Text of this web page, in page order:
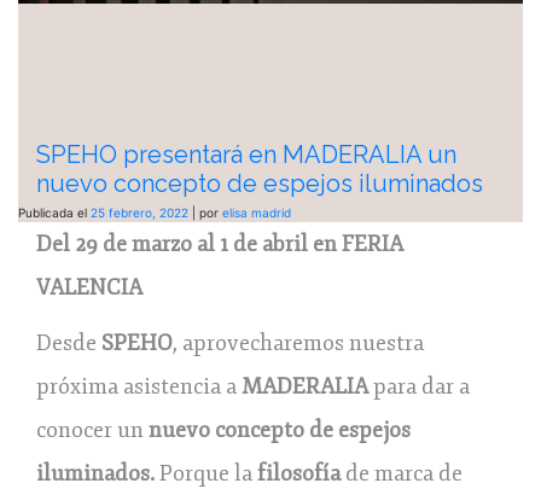
SPEHO presentará en MADERALIA un
nuevo concepto de espejos iluminados
Publicada el 25 febrero, 2022 por elisa madrid
Del 29 de marzo al 1 de abril en FERIA
VALENCIA
Desde SPEHO, aprovecharemos nuestra
próxima asistencia aMADERALIApara dar a
conocer unnuevo concepto de espejos
iluminados.Porque lafilosofíade marca de